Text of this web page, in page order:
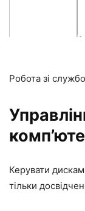
Робота зі
Керувати
тільки